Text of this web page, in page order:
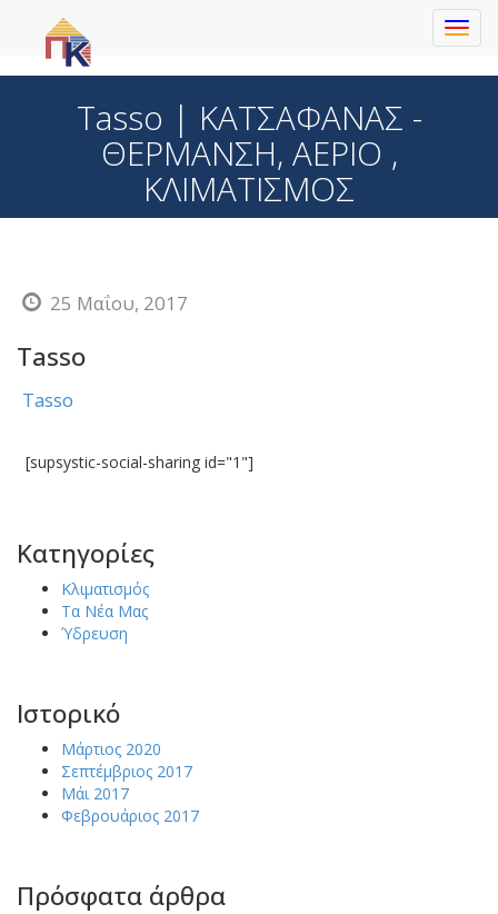
Tasso | ΚΑΤΣΑΦΑΝΑΣ -
ΘΕΡΜΑΝΣΗ, ΑΕΡΙΟ ,
ΚΛΙΜΑΤΙΣΜΟΣ
25 Μαΐου, 2017
Tasso
Tasso
[supsystic-social-sharing id="1"]
Kατηγορίες
Κλιματισμός
Τα Νέα Μας
Ύδρευση
Ιστορικό
Μάρτιος 2020
Σεπτέμβριος 2017
Μάι 2017
Φεβρουάριος 2017
Πρόσφατα άρθρα